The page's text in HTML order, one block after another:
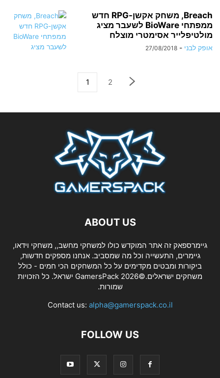
Breach, משחק אקשן-RPG חדש
ממפתחי BioWare לשעבר מציג
מולטיפלייר אסימטרי מוצלח
אופק לבני -
27/08/2018
1 2
ABOUT US
גיימרספאק זה אתר המוקדש כולו למשחקי מחשב,, משחקי וידאו,
גיימרים, התעשייה וכל מה שמסביב. אנחנו מספקים חדשות,
ביקורות ומבטים מקדימים על כל המשחקים הכי חמים - כולל
משחקים ישראלים.©2026 GamersPack ישראל. כל הזכויות
שמורות.
Contact us: alpha@gamerspack.co.il
FOLLOW US